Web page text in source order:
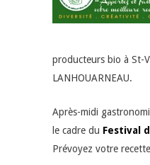
producteurs bio à St-
LANHOUARNEAU.
Après-midi
le cadre du Festival
Prévoyez votre